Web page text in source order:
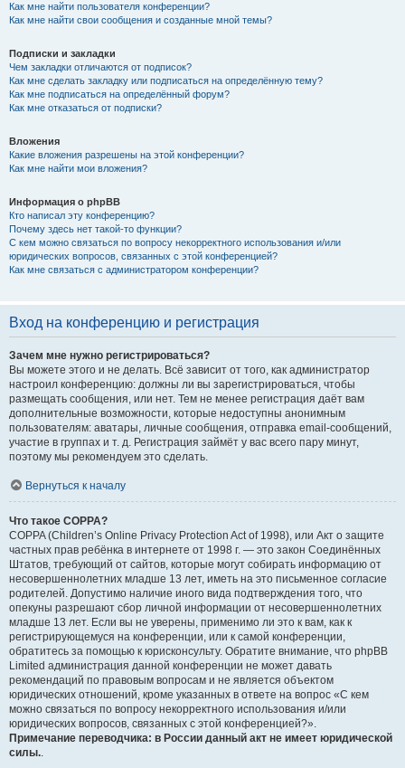
Как мне найти пользователя конференции?
Как мне найти свои сообщения и созданные мной темы?
Подписки и закладки
Чем закладки отличаются от подписок?
Как мне сделать закладку или подписаться на определённую тему?
Как мне подписаться на определённый форум?
Как мне отказаться от подписки?
Вложения
Какие вложения разрешены на этой конференции?
Как мне найти мои вложения?
Информация о phpBB
Кто написал эту конференцию?
Почему здесь нет такой-то функции?
С кем можно связаться по вопросу некорректного использования и/или
юридических вопросов, связанных с этой конференцией?
Как мне связаться с администратором конференции?
Вход на конференцию и регистрация
Зачем мне нужно регистрироваться?
Вы можете этого и не делать. Всё зависит от того, как администратор
настроил конференцию: должны ли вы зарегистрироваться, чтобы
размещать сообщения, или нет. Тем не менее регистрация даёт вам
дополнительные возможности, которые недоступны анонимным
пользователям: аватары, личные сообщения, отправка email-сообщений,
участие в группах и т. д. Регистрация займёт у вас всего пару минут,
поэтому мы рекомендуем это сделать.
Вернуться к началу
Что такое COPPA?
COPPA (Children’s Online Privacy Protection Act of 1998), или Акт о защите
частных прав ребёнка в интернете от 1998 г. — это закон Соединённых
Штатов, требующий от сайтов, которые могут собирать информацию от
несовершеннолетних младше 13 лет, иметь на это письменное согласие
родителей. Допустимо наличие иного вида подтверждения того, что
опекуны разрешают сбор личной информации от несовершеннолетних
младше 13 лет. Если вы не уверены, применимо ли это к вам, как к
регистрирующемуся на конференции, или к самой конференции,
обратитесь за помощью к юрисконсульту. Обратите внимание, что phpBB
Limited администрация данной конференции не может давать
рекомендаций по правовым вопросам и не является объектом
юридических отношений, кроме указанных в ответе на вопрос «С кем
можно связаться по вопросу некорректного использования и/или
юридических вопросов, связанных с этой конференцией?».
Примечание переводчика: в России данный акт не имеет юридической
силы..